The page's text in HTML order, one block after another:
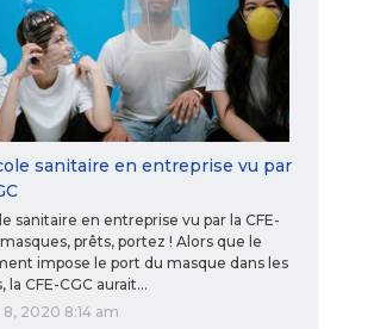
sanitaire en entreprise vu par
sanitaire en entreprise vu par la CFE-
prêts, portez ! Alors que le
impose le port du masque dans les
la CFE-CGC aurait…
2020 8:14 am